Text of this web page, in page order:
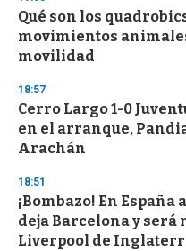
Qué son los
movimientos
movilidad
18:57
Cerro Largo 1-0
en el arranque,
Arachán
18:51
¡Bombazo! En
deja Barcelona y será
Liverpool de